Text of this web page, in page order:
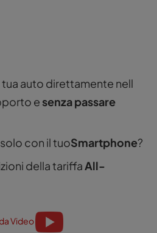
tua auto direttamente nell
esenza passare
con il tuoSmartphone?
della tariffaAll-
Video